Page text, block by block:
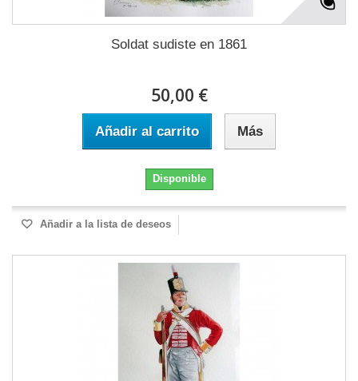
Soldat sudiste en 1861
50,00 €
Añadir al carrito Más
Disponible
Añadir a la lista de deseos